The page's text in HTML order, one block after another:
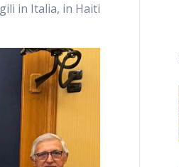
in Italia, in Haiti